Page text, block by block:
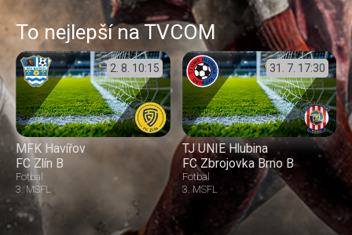
To nejlepší na TVCOM
2. 8. 10:15
MFK Havířov
FC Zlín B
Fotbal
3. MSFL
31. 7. 17:30
TJ UNIE Hlubina
FC Zbrojovka Brno B
Fotbal
3. MSFL